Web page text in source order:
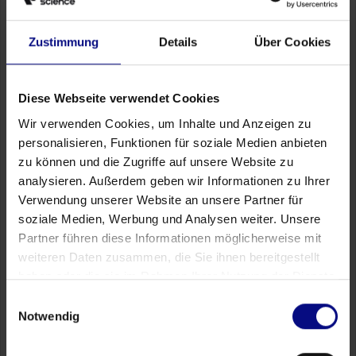
Zustimmung Details Über Cookies
Diese Webseite verwendet Cookies
Wir verwenden Cookies, um Inhalte und Anzeigen zu
personalisieren, Funktionen für soziale Medien anbieten
zu können und die Zugriffe auf unsere Website zu
analysieren. Außerdem geben wir Informationen zu Ihrer
Verwendung unserer Website an unsere Partner für
soziale Medien, Werbung und Analysen weiter. Unsere
Partner führen diese Informationen möglicherweise mit
weiteren Daten zusammen, die Sie ihnen bereitgestellt
haben oder die sie im Rahmen Ihrer Nutzung der Dienste
Notwendig
Identifica dinamicamente i mutevoli colli di bottiglia.